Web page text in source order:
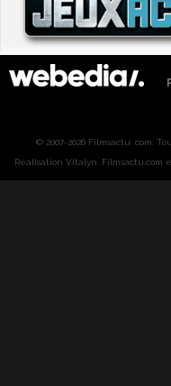
© 2007-2026 Filmsactu .com.
Réalisation Vitalyn . Filmsactu .com